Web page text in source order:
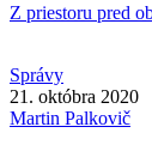
Z priestoru pred
Správy
21. októbra 2020
Martin Palkovič